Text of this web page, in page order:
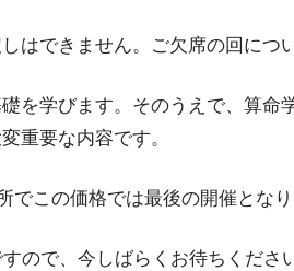
できません。ご欠席の回につ
を学びます。そのうえで、算
重要な内容です。
この価格では最後の開催とな
で、今しばらくお待ちください